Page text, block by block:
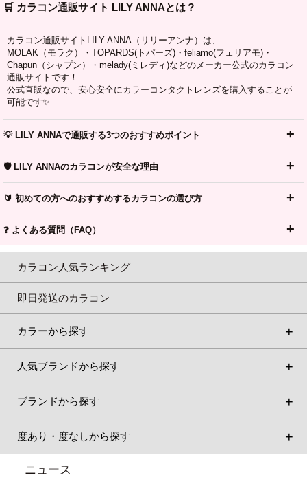
🛒 カラコン通販サイト LILY ANNAとは？
カラコン通販サイトLILY ANNA（リリーアンナ）は、
MOLAK（モラク）・TOPARDS(トパーズ)・feliamo(フェリアモ)・
Chapun（シャプン）・melady(ミレディ)などのメーカー公式のカラコン
通販サイトです！
公式直販なので、安心安全にカラーコンタクトレンズを購入することが
可能です✨
💡 LILY ANNAで通販する3つのおすすめポイント
🛡️ LILY ANNAのカラコンが安全な理由
🔰 初めての方へのおすすめするカラコンの選び方
❓ よくある質問（FAQ）
カラコン人気ランキング
即日発送のカラコン
カラーから探す
人気ブランドから探す
ブランドから探す
度あり・度なしから探す
ニュース